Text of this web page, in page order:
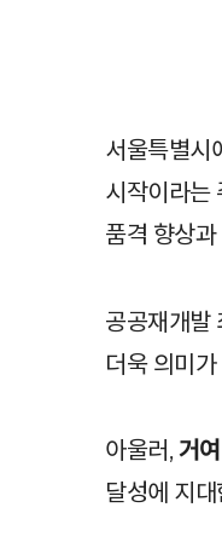
서울특별시
시작이라는
품격 향상
공공재개발
더욱 의미
아울러,거
달성에 지